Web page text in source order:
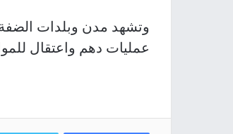
وتشهد مدن وبلدات الضفة
عمليات دهم واعتقال